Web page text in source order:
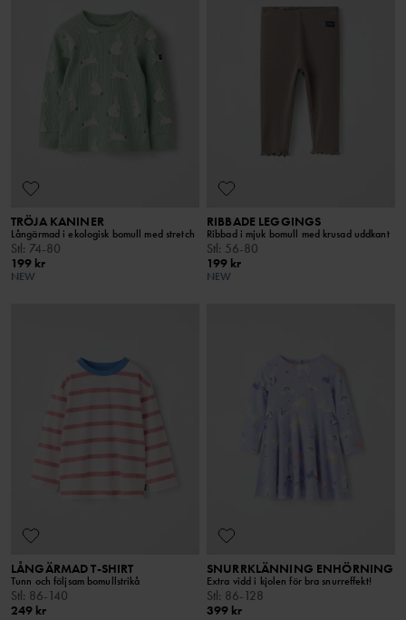
TRÖJA KANINER
Långärmad i ekologisk bomull med stretch
Stl: 74-80
199 kr
NEW
RIBBADE LEGGINGS
Ribbad i mjuk bomull med krusad uddkant
Stl: 56-80
199 kr
NEW
LÅNGÄRMAD T-SHIRT
Tunn och följsam bomullstrikå
Stl: 86-140
249 kr
SNURRKLÄNNING ENHÖRNING
Extra vidd i kjolen för bra snurreffekt!
Stl: 86-128
399 kr